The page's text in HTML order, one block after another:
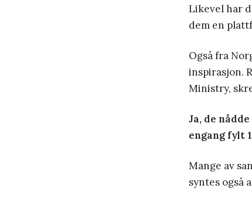
Likevel har
dem en
Også fra
inspirasjon.
Ministry,
Ja, de
engang fylt
Mange av
syntes også